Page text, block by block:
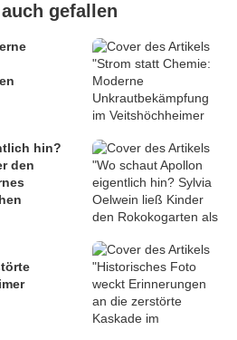
gefallen
hin?
den